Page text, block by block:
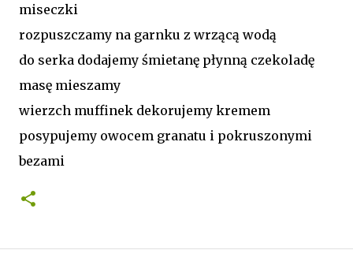
miseczki
rozpuszczamy na garnku z wrzącą wodą
do serka dodajemy śmietanę płynną czekoladę
masę mieszamy
wierzch muffinek dekorujemy kremem
posypujemy owocem granatu i pokruszonymi
bezami